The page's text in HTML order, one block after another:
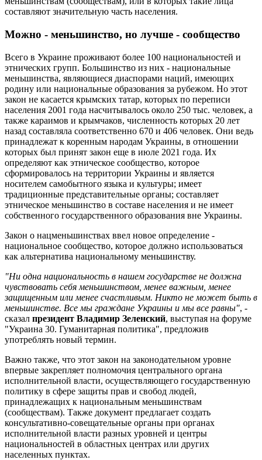
составляют значительную часть населения.
Можно - меньшинство, но лучше - сообщество
Всего в Украине проживают более 100 национальностей и
этнических групп. Большинство из них - национальные
меньшинства, являющиеся диаспорами наций, имеющих
родину или национальные образования за рубежом. Но этот
закон не касается крымских татар, которых по переписи
населения 2001 года насчитывалось около 250 тыс. человек, а
также караимов и крымчаков, численность которых 20 лет
назад составляла соответственно 670 и 406 человек. Они ведь
принадлежат к коренным народам Украины, в отношении
которых был принят закон еще в июле 2021 года. Их
определяют как этническое сообщество, которое
сформировалось на территории Украины и является
носителем самобытного языка и культуры; имеет
традиционные представительные органы; составляет
этническое меньшинство в составе населения и не имеет
собственного государственного образования вне Украины.
Закон о нацменьшинствах ввел новое определение -
национальное сообщество, которое должно использоваться
как альтернатива национальному меньшинству.
"Ни одна национальность в нашем государстве не должна
чувствовать себя меньшинством, менее важным, менее
защищенным или менее счастливым. Никто не может быть в
меньшинстве. Все мы граждане Украины и мы все равны", -
сказал президент Владимир Зеленский, выступая на форуме
"Украина 30. Гуманитарная политика", предложив
употреблять новый термин.
Важно также, что этот закон на законодательном уровне
впервые закрепляет полномочия центрального органа
исполнительной власти, осуществляющего государственную
политику в сфере защиты прав и свобод людей,
принадлежащих к национальным меньшинствам
(сообществам). Также документ предлагает создать
консультативно-совещательные органы при органах
исполнительной власти разных уровней и центры
национальностей в областных центрах или других
населенных пунктах.